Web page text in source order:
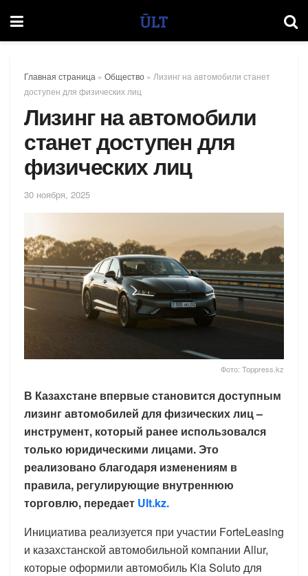
Главная страница » Общество » Лизинг на автомобили станет
доступен для физических лиц
Лизинг на автомобили
станет доступен для
физических лиц
30 ноября, 2025
Фото: Toppress.kz
В Казахстане впервые становится доступным
лизинг автомобилей для физических лиц –
инструмент, который ранее использовался
только юридическими лицами. Это
реализовано благодаря изменениям в
правила, регулирующие внутреннюю
торговлю, передает Ult.kz.
Инициатива реализуется при участии ForteLeasing
и казахстанской автомобильной компании Allur,
которые оформили автомобиль Kia Soluto для